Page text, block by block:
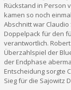
Rückstand in Person
kamen so noch
Abschnitt war
Doppelpack für den
verantwortlich.
Überzahlspiel der
der Endphase
Entscheidung sorgte
Sieg für die Sajowitz